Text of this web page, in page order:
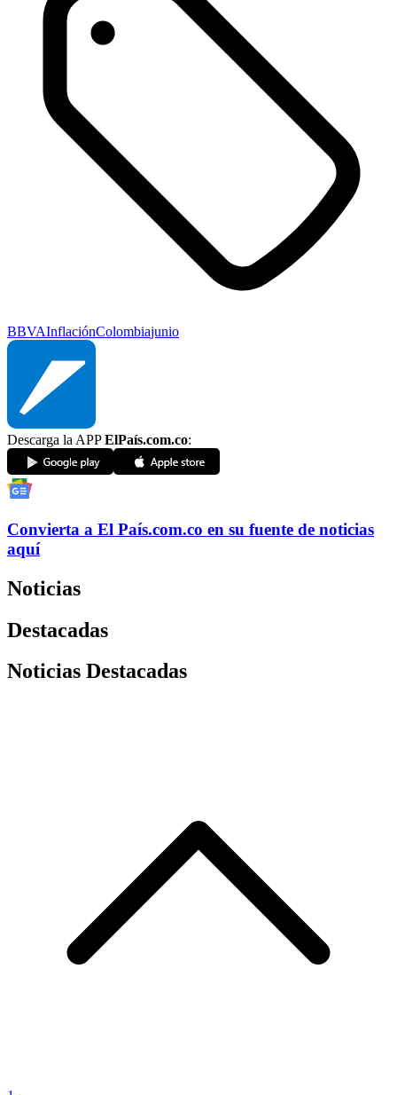
BBVAInflaciónColombiajunio
Descarga la APPElPaís.com.co:
Convierta a El País.com.co en su fuente de noticias
aquí
Noticias
Destacadas
Noticias Destacadas